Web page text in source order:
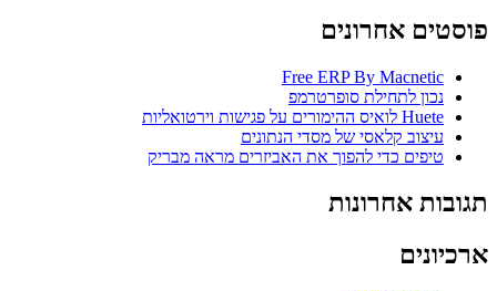
פוסטים אחרונים
Free ERP By Macnetic
נכון לתחילת סופרטרמפ
Huete לואיס ההימורים על פגישות וירטואליות
עיצוב קלאסי של מסדי הנתונים
טיפים כדי להפוך את האביזרים מראה מבריק
תגובות אחרונות
ארכיונים